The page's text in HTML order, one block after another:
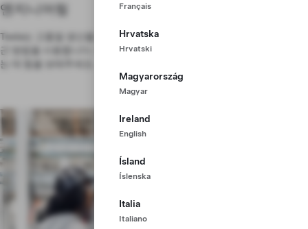
Français
Hrvatska
Hrvatski
Magyarország
Magyar
Ireland
English
Ísland
Íslenska
Italia
Italiano
Tesla는 고품질 생산을 보장하는 새로운 공정을 개발하기 위해 제1원칙 접
근 방법을 사용합니다. 차량 라인업 전반에 걸친 혁신으로 미래를 확장하
는 데 힘을 보태주세요.
엔지니어링